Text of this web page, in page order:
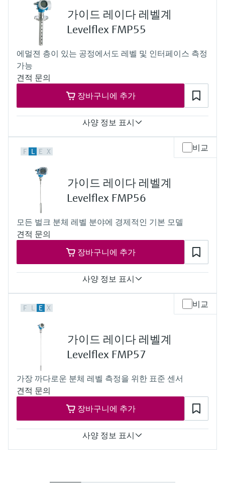
+/- 2 mm (0.08 in)
Rope probe > 15 m (49 ft):
+/- 10 mm (0.39 in)
Coaxial probe: +/- 2 mm (0.08 in)
Process temperature
XT: -196...+280 °C
(-321...+536 °F)
HT: -196...+450 °C
(-321...+842 °F)
Process pressure / max. overpressure limit
Vacuum...400 bar
(Vacuum...5800 psi)
Max. measurement distance
Rod:
10 m (33 ft) Min DK>1.6
Rope:
25 m...30 m (82 ft...98 ft) Min DK>1.6;
30 m...45 m (98 ft...148 ft) Min DK >1,9
Coaxial probe: 6 m (20 ft) Min DK>1.4
Main wetted parts
Rod probe:
304, 316L, Alloy C, Ceramic
Rope probe:
304, 316, 316L, Alloy C, Ceramic
304, 316L, Alloy C, Ceramic
가이드 레이다 레벨계
Levelflex FMP55
에멀젼 층이 있는 공정에서도 레벨 및 인터페이스 측정
가능
견적 문의
장바구니에 추가
사양 정보 표시
Rod probe :
Rope probe:
+/- 2 mm (0.08 in)
+/- 2 mm (0.08 in)
Process temperature
-40...+200 °C
(-40...+392 °F)
Process pressure / max. overpressure limit
(Vacuum...580 psi)
Max. measurement distance
Min DK >1.4
Rope: 10 m (33 ft)
Min DK >1.4
Coaxial: 6 m (20 ft)
Min DK >1.4
Main wetted parts
316L, PTFE, PFA
Rope probe:
316, 316L, PTFE, PFA
Coaxial probe:
F L E X 비교
가이드 레이다 레벨계
Levelflex FMP56
모든 벌크 분체 레벨 분야에 경제적인 기본 모델
견적 문의
장바구니에 추가
사양 정보 표시
Rope probe: +/- 2 mm (0.08 in)
–40...+120 °C
Process pressure / max. overpressure limit
(Vacuum...232 psi)
Max. measurement distance
Rope: 12 m (40 ft)
Min DK >1.4
Main wetted parts
Rope probe:
304, 316, 316Ti, 316L, PEEK, PPS, PA
F L E X 비교
가이드 레이다 레벨계
Levelflex FMP57
가장 까다로운 분체 레벨 측정을 위한 표준 센서
견적 문의
장바구니에 추가
사양 정보 표시